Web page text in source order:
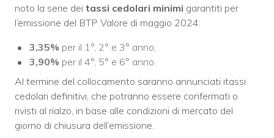
noto la serie dei tassi cedolari minimi garantiti per
l’emissione del BTP Valore di maggio 2024:
3,35% per il 1°, 2° e 3° anno;
3,90% per il 4°, 5° e 6° anno.
Al termine del collocamento saranno annunciati itassi
cedolari definitivi, che potranno essere confermati o
rivisti al rialzo, in base alle condizioni di mercato del
giorno di chiusura dell’emissione.